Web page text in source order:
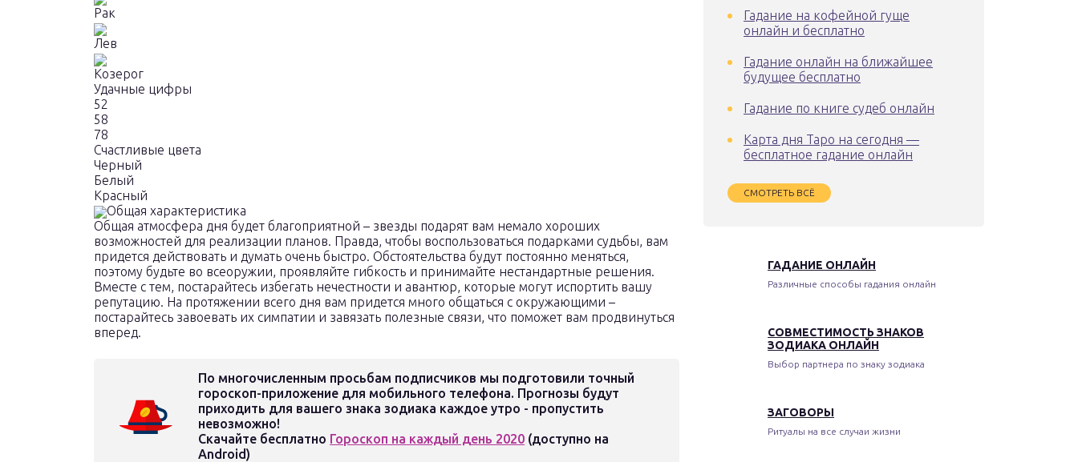
Рак
Лев
Козерог
Удачные цифры
52
58
78
Счастливые цвета
Черный
Белый
Красный
Общая характеристика
Общая атмосфера дня будет благоприятной – звезды подарят вам немало хороших
возможностей для реализации планов. Правда, чтобы воспользоваться подарками судьбы, вам
придется действовать и думать очень быстро. Обстоятельства будут постоянно меняться,
поэтому будьте во всеоружии, проявляйте гибкость и принимайте нестандартные решения.
Вместе с тем, постарайтесь избегать нечестности и авантюр, которые могут испортить вашу
репутацию. На протяжении всего дня вам придется много общаться с окружающими –
постарайтесь завоевать их симпатии и завязать полезные связи, что поможет вам продвинуться
вперед.
По многочисленным просьбам подписчиков мы подготовили точный
гороскоп-приложение для мобильного телефона. Прогнозы будут
приходить для вашего знака зодиака каждое утро - пропустить
невозможно!
Скачайте бесплатно Гороскоп на каждый день 2020 (доступно на
Android)
Гадание на кофейной гуще
онлайн и бесплатно
Гадание онлайн на ближайшее
будущее бесплатно
Гадание по книге судеб онлайн
Карта дня Таро на сегодня —
бесплатное гадание онлайн
СМОТРЕТЬ ВСЁ
ГАДАНИЕ ОНЛАЙН
Различные способы гадания онлайн
СОВМЕСТИМОСТЬ ЗНАКОВ
ЗОДИАКА ОНЛАЙН
Выбор партнера по знаку зодиака
ЗАГОВОРЫ
Ритуалы на все случаи жизни